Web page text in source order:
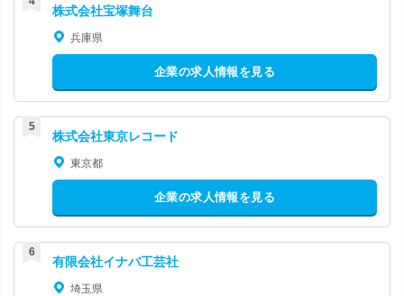
株式会社宝塚舞台
兵庫県
企業の求人情報を見る
株式会社東京レコード
東京都
企業の求人情報を見る
有限会社イナバ工芸社
埼玉県